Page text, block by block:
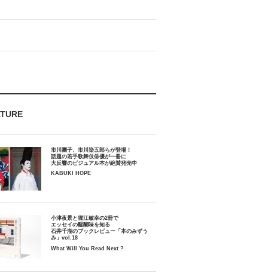
市川團子、市川染五郎らが登場！
話題の若手歌舞伎俳優が一冊に
大反響のビジュアル本が絶賛発売中
KABUKI HOPE
小津夜景と堀江敏幸の2冊で
エッセイの醍醐味を知る
石井千湖のブックレビュー「本のみずう
み」vol.18
What Will You Read Next ?